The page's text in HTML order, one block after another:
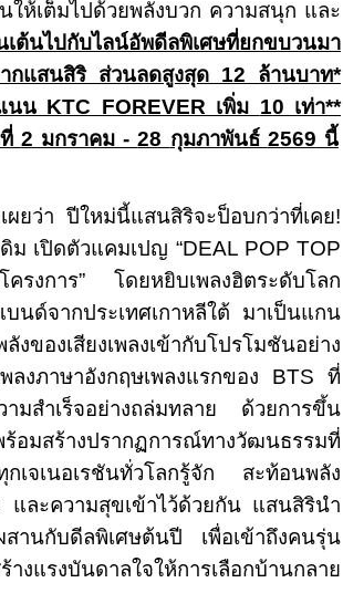
ห้เต็มไปด้วยพลังบวก ความสนุก และ
เต้นไปกับไลน์อัพดีลพิเศษที่ยกขบวนมา
กแสนสิริ ส่วนลดสูงสุด 12 ล้านบาท*
นน KTC FOREVER เพิ่ม 10 เท่า**
2 มกราคม -28 กุมภาพันธ์ 2569 นี้
เผยว่า ปีใหม่นี้แสนสิริจะป็อบกว่าที่เคย!
ม เปิดตัวแคมเปญ “DEAL POP TOP
รงการ”โดยหยิบเพลงฮิตระดับโลก
นด์จากประเทศเกาหลีใต้ มาเป็นแกน
งเสียงเพลงเข้ากับโปรโมชันอย่าง
พลงภาษาอังกฤษเพลงแรกของ BTS ที่
มสำเร็จอย่างถล่มทลาย ด้วยการขึ้น
ร้อมสร้างปรากฏการณ์ทางวัฒนธรรมที่
เจเนอเรชันทั่วโลกรู้จัก สะท้อนพลัง
ละความสุขเข้าไว้ด้วยกัน แสนสิรินำ
านกับดีลพิเศษต้นปี เพื่อเข้าถึงคนรุ่น
แรงบันดาลใจให้การเลือกบ้านกลาย